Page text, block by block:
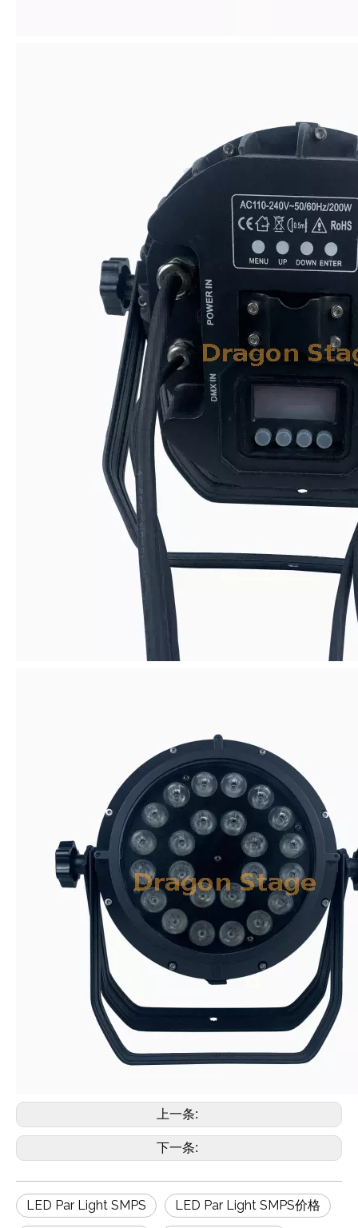
上一条:
下一条:
LED Par Light SMPS LED Par Light SMPS价格